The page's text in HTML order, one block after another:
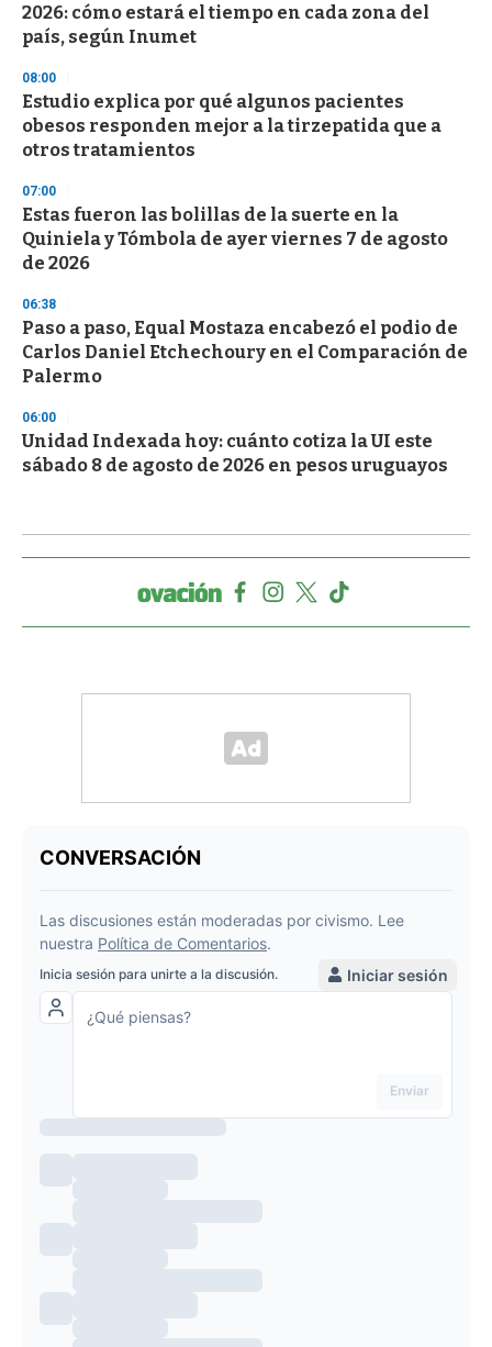
2026: cómo estará el tiempo en cada zona del
país, según Inumet
08:00
Estudio explica por qué algunos pacientes
obesos responden mejor a la tirzepatida que a
otros tratamientos
07:00
Estas fueron las bolillas de la suerte en la
Quiniela y Tómbola de ayer viernes 7 de agosto
de 2026
06:38
Paso a paso, Equal Mostaza encabezó el podio de
Carlos Daniel Etchechoury en el Comparación de
Palermo
06:00
Unidad Indexada hoy: cuánto cotiza la UI este
sábado 8 de agosto de 2026 en pesos uruguayos